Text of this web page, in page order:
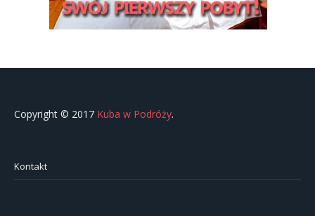
Copyright © 2017 Kuba w Podróży.
Kontakt